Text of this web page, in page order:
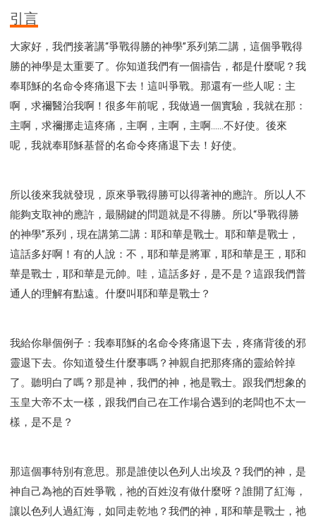
57 腓利門書
63 約翰二書
64 約翰三書 66 啟示錄
聖經故事
教會
爭戰 信望愛 學習
時間管理和學習方法
愛神
喜樂 管理 信仰根基 命定
建立榮耀教會
趕鬼
認識魔鬼的詭計
神所喜悅的人
彰顯神憤怒的器皿
新時代基督教變革研討會
神同在
傳道者的言語 信心
命定性格
智慧與悟性
從轄制中得自由
破除屬世界的價值觀
"如何"
屬靈人的好習慣
打開天上祝福的窗口
神蹟系列
愚蠢系列 戰勝撒旦系列
得勝的性格
耶和華是引導我的牧羊人。
謹慎系列
開心地活著
001B課程 - 解開迷思課程
001C課程 - 靈界故事
004課程 - 華人命定神學理念
103課程 - 聖經學習中階
201課程 - 從信徒到門徒
301課程 - 領袖實操課程
302課程 - 新人接待
308課程 - 牧養理論基礎培訓
Y131課程 - 主動學習
Y132課程 - 職業策劃
Y133課程 - 活出豐盛
Y134課程 - 動手實驗室
研習會01 - 如何讀聖經
研習會01 - 得著命定成為祝福
研習會01 - 得勝教會的啟示
研習會01 - 教會的牧養
研習會02 - 醫治釋放
研習會02 - 如何查聖經
引言
大家好，我們接著講“爭戰得勝的神學”系列第二講，這個爭戰得
勝的神學是太重要了。你知道我們有一個禱告，都是什麼呢？我
奉耶穌的名命令疼痛退下去！這叫爭戰。那還有一些人呢：主
啊，求禰醫治我啊！很多年前呢，我做過一個實驗，我就在那：
主啊，求禰挪走這疼痛，主啊，主啊，主啊……不好使。後來
呢，我就奉耶穌基督的名命令疼痛退下去！好使。
所以後來我就發現，原來爭戰得勝可以得著神的應許。所以人不
能夠支取神的應許，最關鍵的問題就是不得勝。所以“爭戰得勝
的神學”系列，現在講第二講：耶和華是戰士。耶和華是戰士，
這話多好啊！有的人說：不，耶和華是將軍，耶和華是王，耶和
華是戰士，耶和華是元帥。哇，這話多好，是不是？這跟我們普
通人的理解有點遠。什麼叫耶和華是戰士？
我給你舉個例子：我奉耶穌的名命令疼痛退下去，疼痛背後的邪
靈退下去。你知道發生什麼事嗎？神親自把那疼痛的靈給幹掉
了。聽明白了嗎？那是神，我們的神，祂是戰士。跟我們想象的
玉皇大帝不太一樣，跟我們自己在工作場合遇到的老闆也不太一
樣，是不是？
那這個事特別有意思。那是誰使以色列人出埃及？我們的神，是
神自己為祂的百姓爭戰，祂的百姓沒有做什麼呀？誰開了紅海，
讓以色列人過紅海，如同走乾地？我們的神，耶和華是戰士，祂